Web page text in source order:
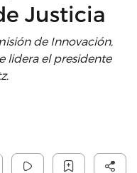
Justicia
de Innovación,
lidera el presidente